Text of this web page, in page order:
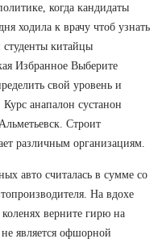
когда кандидаты
ходила к врачу чтоб узнать
студенты китайцы
Избранное Выберите
свой уровень и
анапалон сустанон
Строит
различным организациям.
авто считалась в сумме со
На вдохе
верните гирю на
является офшорной